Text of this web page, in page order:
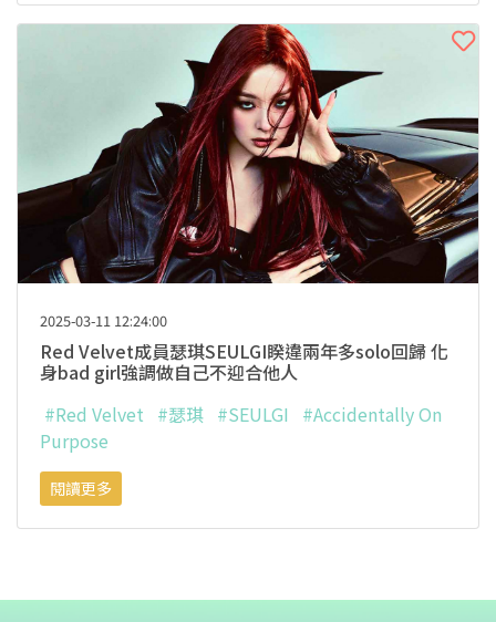
2025-03-11 12:24:00
Red Velvet成員瑟琪SEULGI睽違兩年多solo回歸 化
身bad girl強調做自己不迎合他人
#Red Velvet #瑟琪 #SEULGI
#Accidentally On
Purpose
閱讀更多